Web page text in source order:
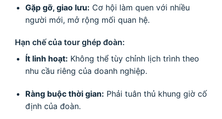
Gặp gỡ, giao lưu: Cơ hội làm quen với nhiều
người mới, mở rộng mối quan hệ.
Hạn chế của tour ghép đoàn:
Ít linh hoạt: Không thể tùy chỉnh lịch trình theo
nhu cầu riêng của doanh nghiệp.
Ràng buộc thời gian: Phải tuân thủ khung giờ cố
định của đoàn.